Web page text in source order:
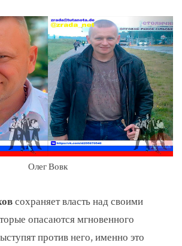
Олег Вовк
сохраняет власть над своими
опасаются мгновенного
против него, именно это